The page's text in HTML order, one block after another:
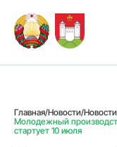
Главная/Новости/
Молодежный
стартует 10 июля